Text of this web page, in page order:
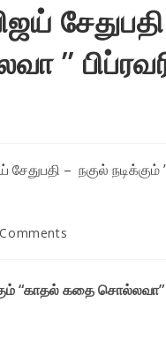
”
“காதல் கதை சொல்லவா”